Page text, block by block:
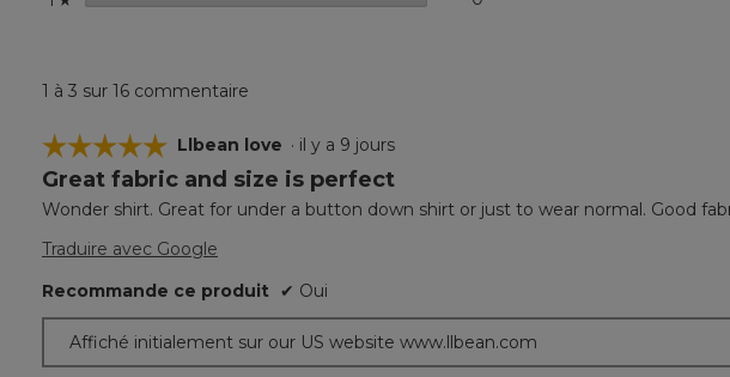
1 à 3 sur 16 commentaire
☆☆☆☆☆
☆☆☆☆☆
5
sur
5.
Llbean love · il y a 9 jours
Great fabric and size is perfect
Wonder shirt. Great for under a button down shirt or just to wear normal. Good
Traduire avec Google
Recommande ce produit ✔ Oui
Affiché initialement sur our US website www.llbean.com